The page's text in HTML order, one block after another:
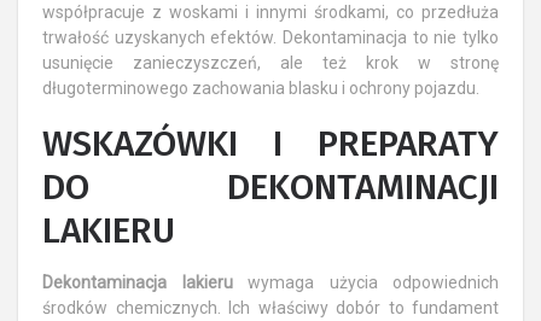
współpracuje z woskami i innymi środkami, co przedłuża
trwałość uzyskanych efektów. Dekontaminacja to nie tylko
usunięcie zanieczyszczeń, ale też krok w stronę
długoterminowego zachowania blasku i ochrony pojazdu.
WSKAZÓWKI I PREPARATY
DO DEKONTAMINACJI
LAKIERU
Dekontaminacja lakieruwymaga użycia odpowiednich
środków chemicznych. Ich właściwy dobór to fundament